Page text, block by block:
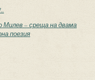
Милев – среща на двама
поезия